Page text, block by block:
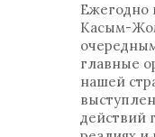
Ежегодно
Касым-
главные
нашей
действий